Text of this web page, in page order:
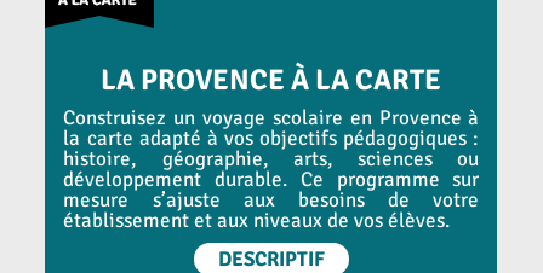
LA PROVENCE À LA CARTE
Construisez un voyage scolaire en Provence à
la carte adapté à vos objectifs pédagogiques :
histoire, géographie, arts, sciences ou
développement durable. Ce programme sur
mesure s’ajuste aux besoins de votre
établissement et aux niveaux de vos élèves.
DESCRIPTIF